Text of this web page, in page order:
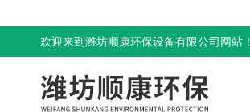
欢迎来到潍坊顺康环保设备有限公司网站！